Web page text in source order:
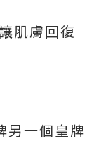
肌膚回復
另一個皇牌